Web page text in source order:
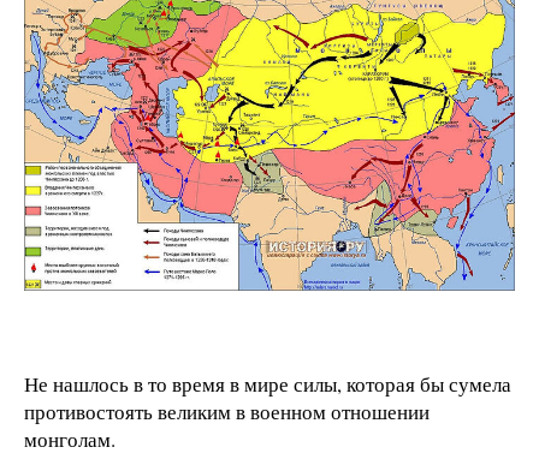
Не нашлось в то время в мире силы, которая бы сумела
противостоять великим в военном отношении
монголам.